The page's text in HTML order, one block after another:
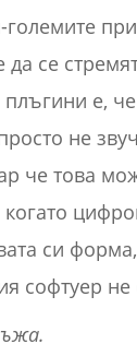
големите
да се
е,
не
че това
си
софтуер не